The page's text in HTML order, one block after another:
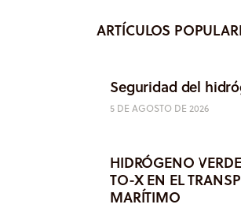
ARTÍCULOS
Seguridad del
5 DE AGOSTO DE 2026
HIDRÓGENO
TO-X EN EL
MARÍTIMO